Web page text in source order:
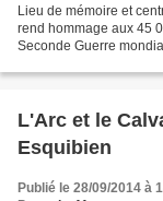
Lieu de mémoire et
rend hommage aux 45
Seconde Guerre
L'Arc et le
Esquibien
Publié le 28/09/2014 à